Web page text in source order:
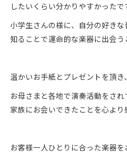
したいくらい分かりやすかったで
小学生さんの様に、自分の好き
知ることで運命的な楽器に出会う
温かいお手紙とプレゼントを頂
お母さまと各地で演奏活動をさ
家族にお会いできたことを心より
お客様一人ひとりに合った楽器を